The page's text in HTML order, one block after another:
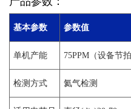
基本参数 参数值
单机产能 75PPM（设备节
检测方式 氦气检测